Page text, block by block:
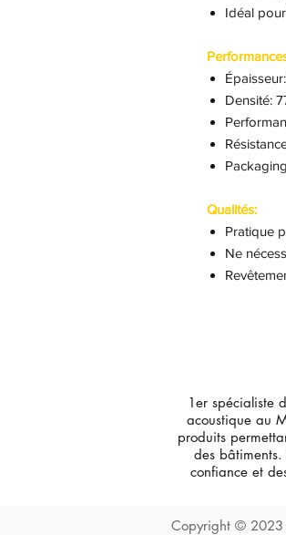
Idéal
Densité:
Qualités:
Pratique
Ne
1er spécialiste
acoustique au
produits
des
confiance et
Copyright © 2023